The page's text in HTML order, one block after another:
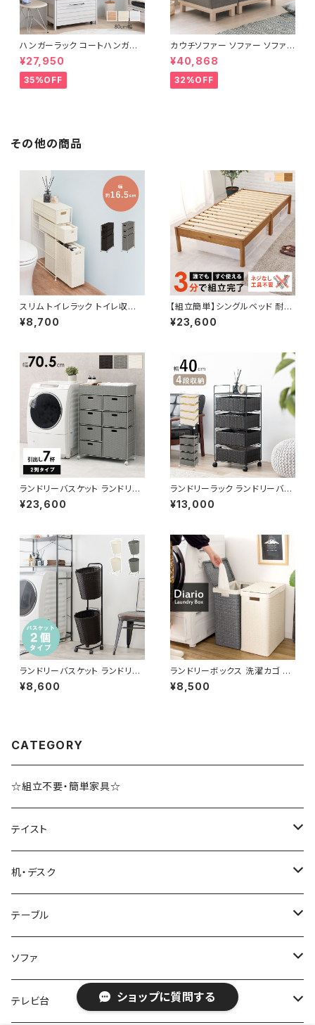
ショップに質問する
ハンガーラック コートハンガー
ワードローブ フリーラック クロ
ーゼット 幅80 新生活 一人暮ら
し
¥27,950
35%OFF
カウチソファー ソファー ソファ
オットマン 1.5人掛 け新生活 一
人暮らし 完成品
¥40,868
32%OFF
その他の商品
スリム トイレラック トイレ収納
ラタン調 トイレ用品 サニタリー
収納 トイレットペーパー収納 幅
¥8,700
【組立簡単】シングルベッド 耐荷
重200kg 天然木 ベッド bed
一人暮らし 3色展開 新生活 模
¥23,600
ランドリーバスケット ランドリー
ワゴン 洗濯カゴ キャスター付 ラ
ンドリー収納 新生活 一人暮らし
¥23,600
ランドリーラック ランドリーバス
ケット ランドリーワゴン 洗濯カ
ゴ キャスター付 ランドリー収納
¥13,000
ランドリーバスケット ランドリー
ワゴン 洗濯カゴ キャスター付 ラ
ンドリー収納 新生活 一人暮らし
¥8,600
ランドリーボックス 洗濯カゴ 洗
濯物入れ 脱衣かご 幅36 奥行2
9 高さ79 完成品 新生活 一人
¥8,500
CATEGORY
☆組立不要・簡単家具☆
テイスト
ブルックリンスタイル
ホテルライク風インテリア
韓国インテリア
和風/和モダン
机・デスク
パソコンデスク・ワークデスク
学習机・勉強机
収納付きデスク
テーブル
サイズ
幅100cm以下
ローテーブル・リビングテーブル
ソファ
サイズ
テレビ台